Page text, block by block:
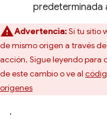
predeterminada
Advertencia:Si tu sitio
de mismo origen a través de
acción. Sigue leyendo para
de este cambio o ve al
orígenes
.